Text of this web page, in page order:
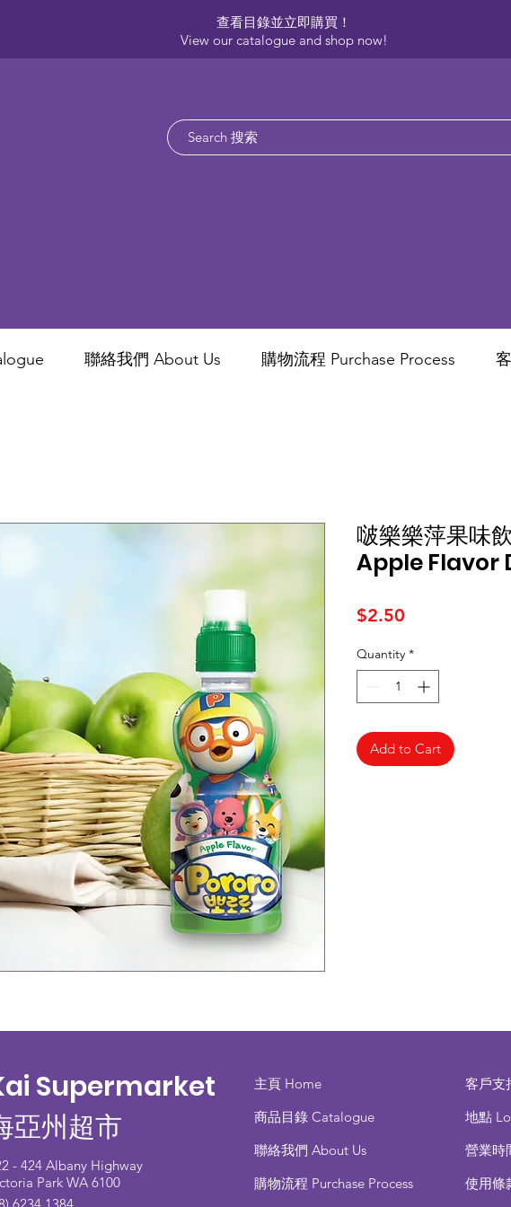
查看目錄並立即購買！​
View our catalogue and shop now!
聯絡我們 About Us ​購物流程 Purchase Process
啵樂樂萍果味
Apple Flavor
$2.50
Quantity *
Add to Cart
Supermarket
亞州超市
- 424 Albany Highway
Park WA 6100
主頁 Home
商品目錄 ​Catalogue
聯絡我們 About Us
​購物流程 Purchase Process
客戶
地點
營業
使用